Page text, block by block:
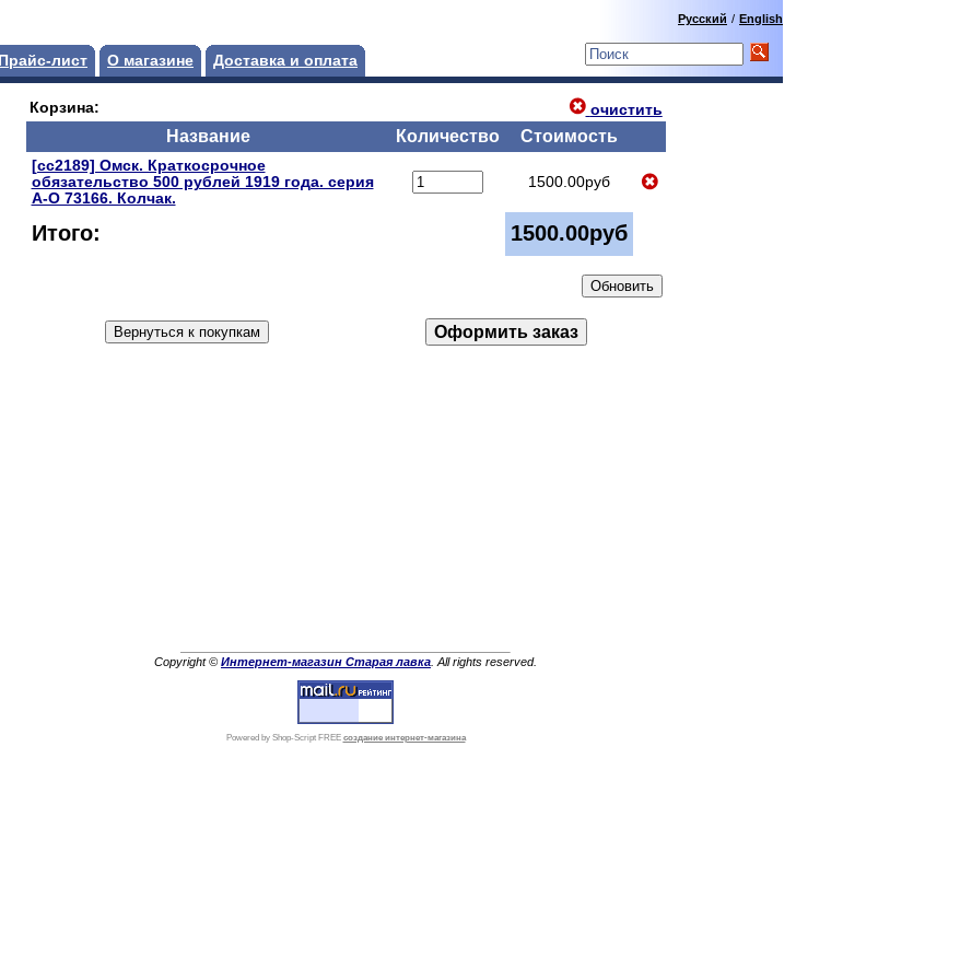
Прайс-лист О магазине Доставка и оплата
Русский / English
Корзина: очистить
Название Количество Стоимость
[сс2189] Омск. Краткосрочное
обязательство 500 рублей 1919 года. серия
А-О 73166. Колчак.
1500.00руб
Итого: 1500.00руб
Copyright © Интернет-магазин Старая лавка . All rights reserved.
Powered by Shop-Script FREE создание интернет-магазина